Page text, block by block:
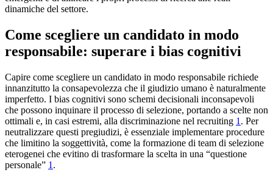
dinamiche del settore.
Come scegliere un candidato in modo
responsabile: superare i bias cognitivi
Capire come scegliere un candidato in modo responsabile richiede
innanzitutto la consapevolezza che il giudizio umano è naturalmente
imperfetto. I bias cognitivi sono schemi decisionali inconsapevoli
che possono inquinare il processo di selezione, portando a scelte non
ottimali e, in casi estremi, alla discriminazione nel recruiting 1 . Per
neutralizzare questi pregiudizi, è essenziale implementare procedure
che limitino la soggettività, come la formazione di team di selezione
eterogenei che evitino di trasformare la scelta in una “questione
personale” 1 .